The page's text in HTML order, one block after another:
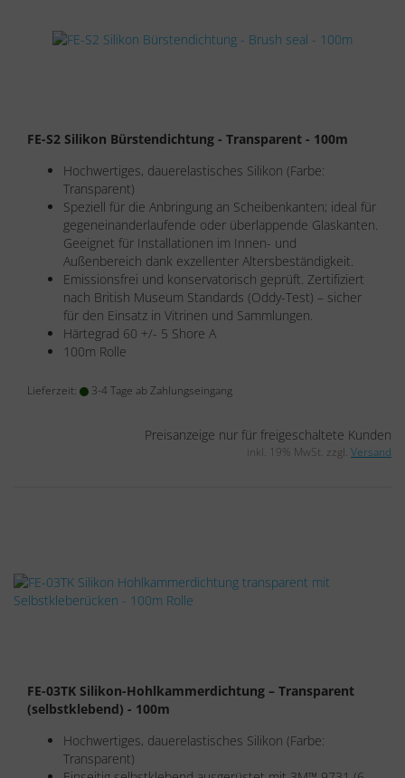
FE-S2 Silikon Bürstendichtung - Transparent - 100m
Hochwertiges, dauerelastisches Silikon (Farbe:
Transparent)
Speziell für die Anbringung an Scheibenkanten; ideal für
gegeneinanderlaufende oder überlappende Glaskanten.
Geeignet für Installationen im Innen- und
Außenbereich dank exzellenter Altersbeständigkeit.
Emissionsfrei und konservatorisch geprüft. Zertifiziert
nach British Museum Standards (Oddy-Test) – sicher
für den Einsatz in Vitrinen und Sammlungen.
Härtegrad 60 +/- 5 Shore A
100m Rolle
Lieferzeit: 3-4 Tage ab Zahlungseingang
Preisanzeige nur für freigeschaltete Kunden
inkl. 19% MwSt. zzgl. Versand
FE-03TK Silikon-Hohlkammerdichtung – Transparent
(selbstklebend) - 100m
Hochwertiges, dauerelastisches Silikon (Farbe:
Transparent)